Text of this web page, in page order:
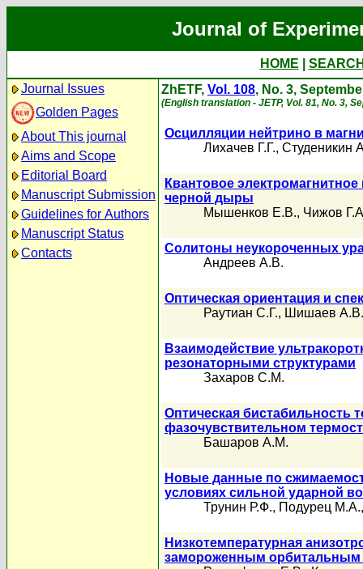
Journal of
HOME
Journal Issues
Golden Pages
About This journal
Aims and Scope
Editorial Board
Manuscript Submission
Guidelines for Authors
Manuscript Status
Contacts
ZhETF, Vol. 108, No. 3,
(English translation - JETP, Vol. 81, No. 3,
Осцилляции нейтрино в
Лихачев Г.Г., Студеникин
Квантовое
черной дыры
Мышенков Е.В., Чижов
Солитоны неукороченных
Андреев А.В.
Оптическая ориентация и
Раутиан С.Г., Шишаев А.В.
Взаимодействие
резонаторными структурами
Захаров С.М.
Оптическая бистабильность
фазочувствительном
Башаров А.М.
Новые данные по
условиях сильной ударной
Трунин Р.Ф., Подурец М.А.
Низкотемпературная
замороженным